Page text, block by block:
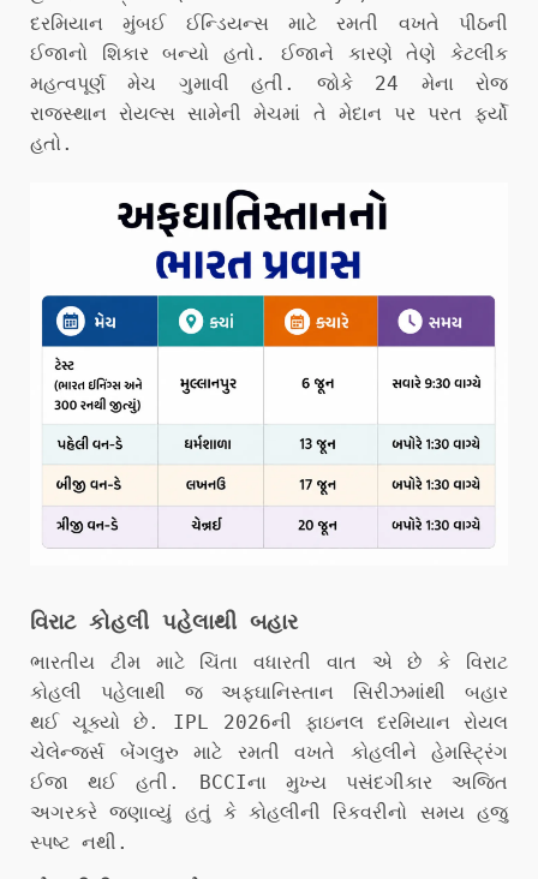
દરમિયાન મુંબઈ ઈન્ડિયન્સ માટે રમતી વખતે પીઠની
ઈજાનો શિકાર બન્યો હતો. ઈજાને કારણે તેણે કેટલીક
મહત્વપૂર્ણ મેચ ગુમાવી હતી. જોકે 24 મેના રોજ
રાજસ્થાન રોયલ્સ સામેની મેચમાં તે મેદાન પર પરત ફર્યો
હતો.
વિરાટ કોહલી પહેલાથી બહાર
ભારતીય ટીમ માટે ચિંતા વધારતી વાત એ છે કે વિરાટ
કોહલી પહેલાથી જ અફઘાનિસ્તાન સિરીઝમાંથી બહાર
થઈ ચૂક્યો છે. IPL 2026ની ફાઇનલ દરમિયાન રોયલ
ચેલેન્જર્સ બેંગલુરુ માટે રમતી વખતે કોહલીને હેમસ્ટ્રિંગ
ઈજા થઈ હતી. BCCIના મુખ્ય પસંદગીકાર અજિત
અગરકરે જણાવ્યું હતું કે કોહલીની રિકવરીનો સમય હજુ
સ્પષ્ટ નથી.